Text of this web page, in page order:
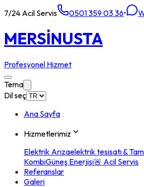
7/24 Acil Servis 0501 359 03 36•
MERSİNUSTA
Profesyonel Hizmet
Tema
Dil seç
Ana Sayfa
Hizmetlerimiz
Elektrik Arızaelektrik tesisatı &
KombiGüneş Enerjisi🚨 Acil Servis
Referanslar
Galeri